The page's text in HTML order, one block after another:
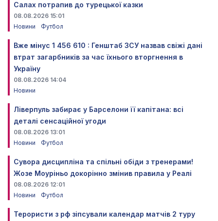
Салах потрапив до турецької казки
08.08.2026 15:01
Новини
Футбол
Вже мінус 1 456 610 : Генштаб ЗСУ назвав свіжі дані
втрат загарбників за час їхнього вторгнення в
Україну
08.08.2026 14:04
Новини
Ліверпуль забирає у Барселони її капітана: всі
деталі сенсаційної угоди
08.08.2026 13:01
Новини
Футбол
Сувора дисципліна та спільні обіди з тренерами!
Жозе Моуріньо докорінно змінив правила у Реалі
08.08.2026 12:01
Новини
Футбол
Терористи з рф зіпсували календар матчів 2 туру